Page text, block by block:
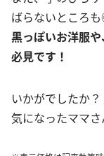
ばらないところも
黒っぽいお洋服
必見です！
いかがでしたか？
気になったママ